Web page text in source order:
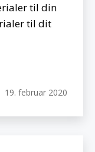
til din
til dit
19. februar 2020